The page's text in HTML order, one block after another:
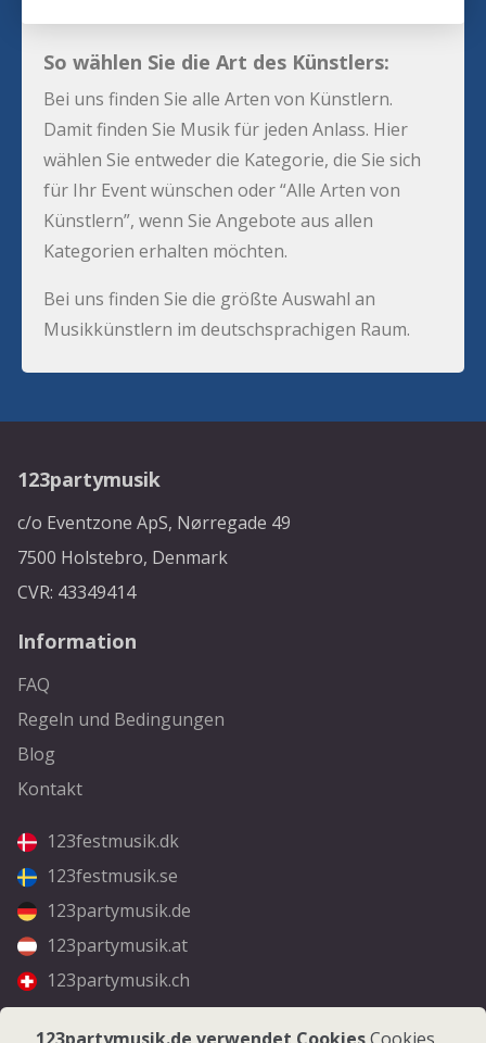
So wählen Sie die Art des Künstlers:
Bei uns finden Sie alle Arten von Künstlern.
Damit finden Sie Musik für jeden Anlass. Hier
wählen Sie entweder die Kategorie, die Sie sich
für Ihr Event wünschen oder “Alle Arten von
Künstlern”, wenn Sie Angebote aus allen
Kategorien erhalten möchten.
Bei uns finden Sie die größte Auswahl an
Musikkünstlern im deutschsprachigen Raum.
123partymusik
c/o Eventzone ApS, Nørregade 49
7500 Holstebro, Denmark
CVR: 43349414
Information
FAQ
Regeln und Bedingungen
Blog
Kontakt
123festmusik.dk
123festmusik.se
123partymusik.de
123partymusik.at
123partymusik.ch
Folgen Sie uns